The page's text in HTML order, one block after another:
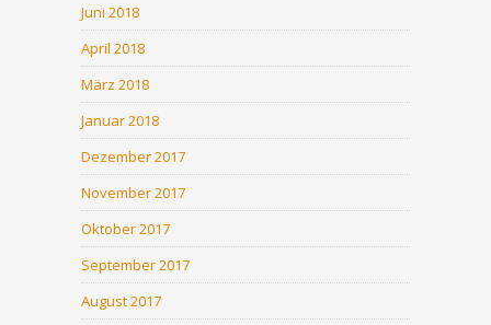
Juni 2018
April 2018
März 2018
Januar 2018
Dezember 2017
November 2017
Oktober 2017
September 2017
August 2017